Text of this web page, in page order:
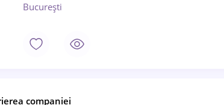
București
companiei